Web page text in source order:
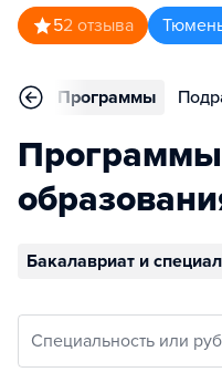
52 отзыва
Программы
Бакалавриат и
Специальность или